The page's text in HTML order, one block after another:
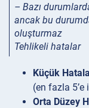
– Bazı
ancak bu
oluşturmaz
Tehlikeli hatalar
Küçük
(en fazla 5’e
Orta Düzey